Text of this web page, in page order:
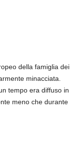
della famiglia dei
minacciata.
tempo era diffuso in
meno che durante